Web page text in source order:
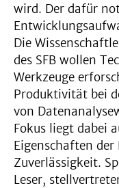
wird. Der dafür
Die
des SFB wollen
Werkzeuge
Produktivität bei
von
Fokus liegt dabei
Eigenschaften
Zuverlässigkeit.
Leser,